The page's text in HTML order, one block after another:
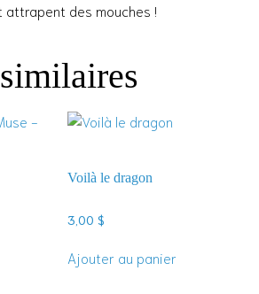
des mouches !
Voilà le dragon
3,00$
Ajouter au panier